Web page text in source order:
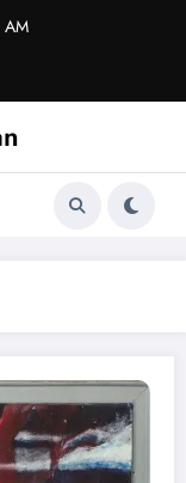
AM